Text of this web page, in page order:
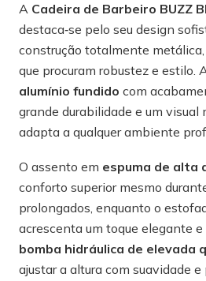
A Cadeira de Barbeiro BUZZ
destaca‑se pelo seu design
construção totalmente
que procuram robustez e estilo.
alumínio fundido com
grande durabilidade e um visual
adapta a qualquer ambiente
O assento em espuma de alta
conforto superior mesmo
prolongados, enquanto o
acrescenta um toque elegante
bomba hidráulica de elevada
ajustar a altura com suavidade